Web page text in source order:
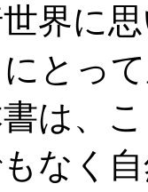
界に
とっ
は、
なく